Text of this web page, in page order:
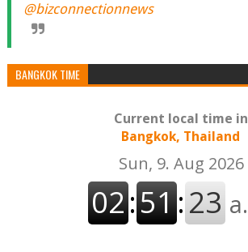
@bizconnectionnews
BANGKOK TIME
Current local time in
Bangkok, Thailand